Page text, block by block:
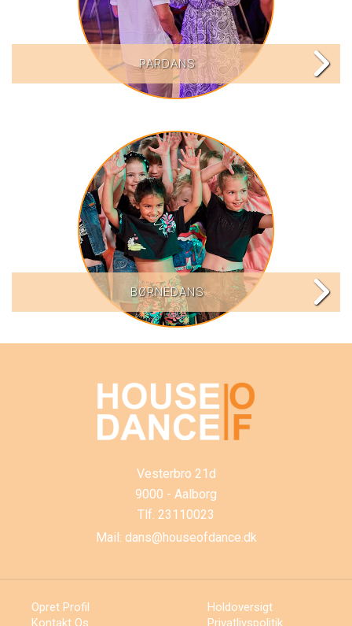
PARDANS
BØRNEDANS
Vesterbro 21d
9000 - Aalborg
Tlf. 23110023
Mail: dans@houseofdance.dk
Opret Profil
Holdoversigt
Kontakt Os
Privatlivspolitik